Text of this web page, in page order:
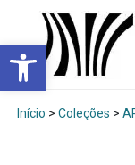
Abrir a
Início > Coleções >